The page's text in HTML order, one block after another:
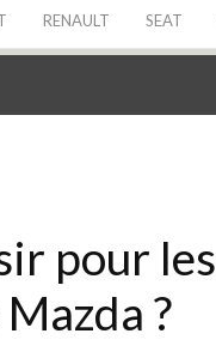
RENAULT SEAT
pour les
?